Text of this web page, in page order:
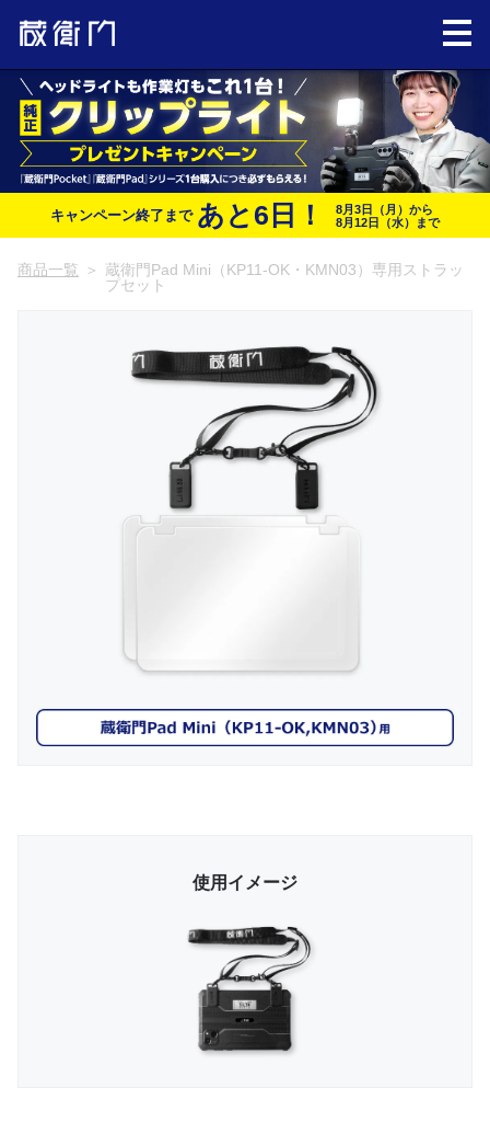
キャンペーン終了まで あと 6 日！
8月3日（月）から
8月12日（水）まで
商品一覧 ＞
蔵衛門Pad Mini（KP11-OK・KMN03）専用ストラッ
プセット
使用イメージ